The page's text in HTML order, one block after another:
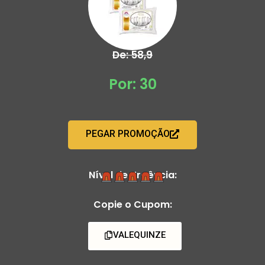
De: 58,9
Por: 30
PEGAR PROMOÇÃO
Nível de Urgência:
Copie o Cupom:
VALEQUINZE